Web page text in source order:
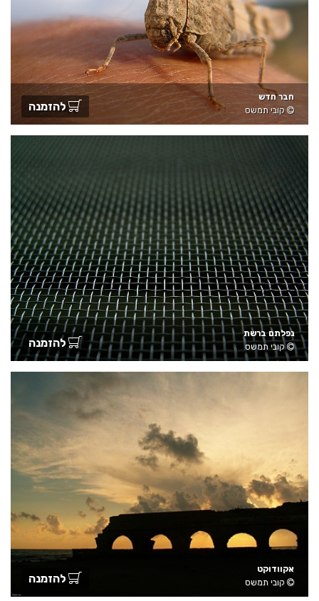
חבר חדש
קובי תמשס
להזמנה
נפלתם ברשת
קובי תמשס
להזמנה
אקוודוקט
קובי תמשס
להזמנה